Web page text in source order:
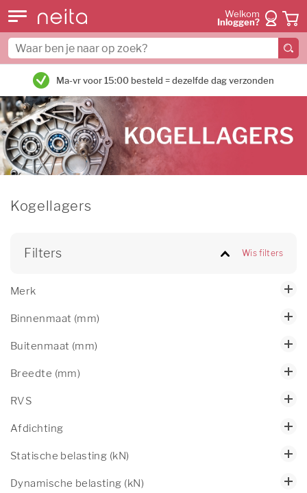
Welkom
Inloggen?
Ma-vr voor 15:00 besteld = dezelfde dag verzonden
Kogellagers
Filters Wis filters
Merk
Binnenmaat (mm)
Buitenmaat (mm)
Breedte (mm)
RVS
Afdichting
Statische belasting (kN)
Dynamische belasting (kN)